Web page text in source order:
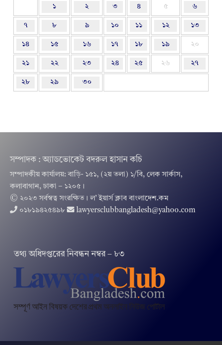
১ ২ ৩ ৪ ৫ ৬
৭ ৮ ৯ ১০ ১১ ১২ ১৩
১৪ ১৫ ১৬ ১৭ ১৮ ১৯ ২০
২১ ২২ ২৩ ২৪ ২৫ ২৬ ২৭
২৮ ২৯ ৩০
সম্পাদক : অ্যাডভোকেট বদরুল হাসান কচি
সম্পাদকীয় কার্যালয়: বাড়ি- ১৫১, (২য় তলা) ১/বি, লেক সার্কাস,
কলাবাগান, ঢাকা – ১২০৫।
© ২০২৩ সর্বস্বত্ব সংরক্ষিত । ল’ ইয়ার্স ক্লাব বাংলাদেশ.কম
০১৮১৯৪২৫৪৯৮
lawyersclubbangladesh@yahoo.com
তথ‌্য অ‌ধিদপ্ত‌রের নিবন্ধন নম্বর – ৮৩